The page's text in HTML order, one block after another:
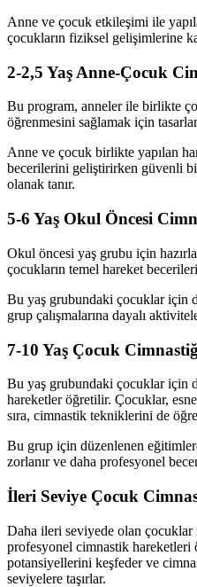
Anne ve çocuk etkileşimi ile
çocukların fiziksel gelişimlerine
2-2,5 Yaş Anne-Çocuk
Bu program, anneler ile birlikte
öğrenmesini sağlamak için
Anne ve çocuk birlikte yapılan
becerilerini geliştirirken güvenli
olanak tanır.
5-6 Yaş Okul Öncesi
Okul öncesi yaş grubu için
çocukların temel hareket
Bu yaş grubundaki çocuklar için
grup çalışmalarına dayalı
7-10 Yaş Çocuk
Bu yaş grubundaki çocuklar için
hareketler öğretilir. Çocuklar,
sıra, cimnastik tekniklerini de
Bu grup için düzenlenen
zorlanır ve daha profesyonel
İleri Seviye Çocuk
Daha ileri seviyede olan çocuklar
profesyonel cimnastik
potansiyellerini keşfeder ve
seviyelere taşırlar.